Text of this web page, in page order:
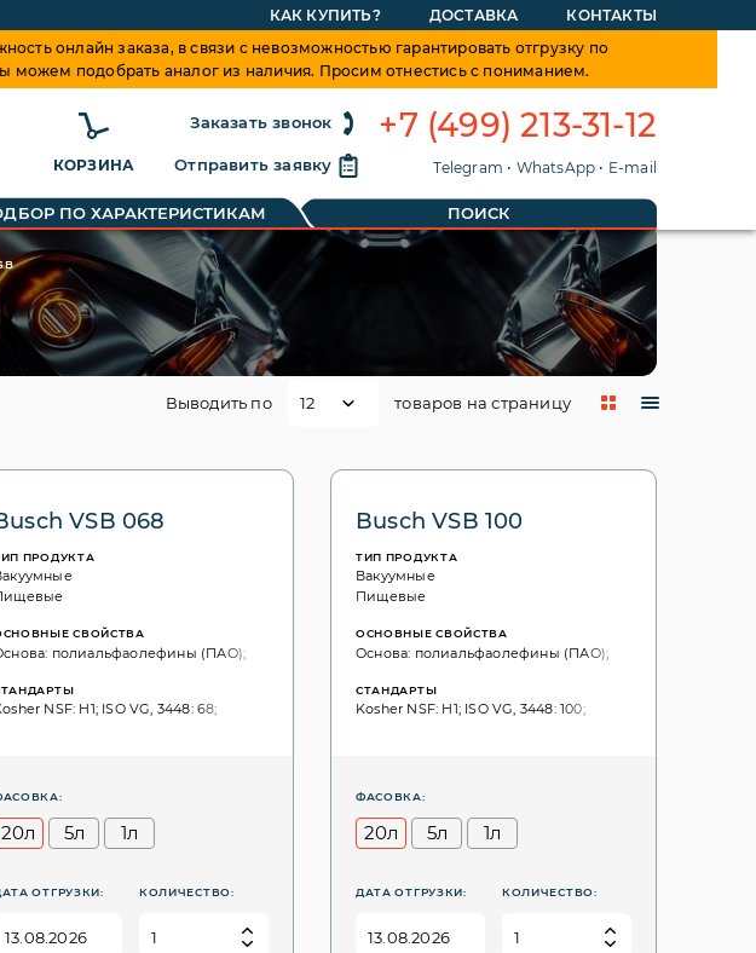
КАК КУПИТЬ? ДОСТАВКА
КОНТАКТЫ
онлайн заказа, в связи с невозможностью гарантировать отгрузку по
можем подобрать аналог из наличия. Просим отнестись с пониманием.
КОРЗИНА
Заказать звонок
Отправить заявку
+7 (499) 213-31-12
Telegram • WhatsApp • E-mail
ПОИСК
ПО ХАРАКТЕРИСТИКАМ
Выводить по товаров на страницу
VSB 068
ПРОДУКТА
СВОЙСТВА
полиальфаолефины (ПАО);
NSF: H1; ISO VG, 3448: 68;
20л 5л 1л
ОТГРУЗКИ: КОЛИЧЕСТВО:
Busch VSB 100
ТИП ПРОДУКТА
Вакуумные
Пищевые
ОСНОВНЫЕ СВОЙСТВА
Основа: полиальфаолефины (ПАО);
СТАНДАРТЫ
Kosher NSF: H1; ISO VG, 3448: 100;
ФАСОВКА:
20л 5л 1л
ДАТА ОТГРУЗКИ: КОЛИЧЕСТВО: